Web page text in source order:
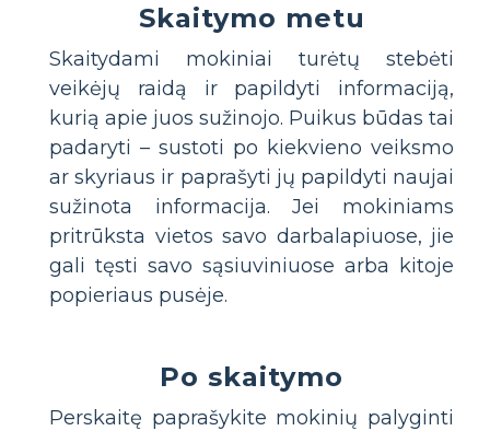
Skaitymo metu
Skaitydami mokiniai turėtų stebėti
veikėjų raidą ir papildyti informaciją,
kurią apie juos sužinojo. Puikus būdas tai
padaryti – sustoti po kiekvieno veiksmo
ar skyriaus ir paprašyti jų papildyti naujai
sužinota informacija. Jei mokiniams
pritrūksta vietos savo darbalapiuose, jie
gali tęsti savo sąsiuviniuose arba kitoje
popieriaus pusėje.
Po skaitymo
Perskaitę paprašykite mokinių palyginti